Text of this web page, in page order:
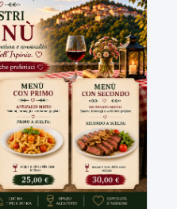
LabNews (replica)